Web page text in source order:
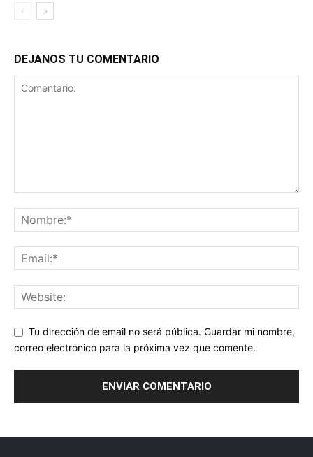
DEJANOS TU COMENTARIO
Tu dirección de email no será pública. Guardar mi nombre,
correo electrónico para la próxima vez que comente.